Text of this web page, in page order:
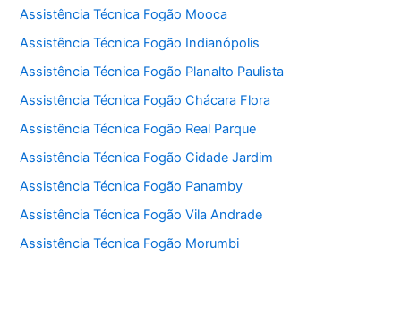
Assistência Técnica Fogão Mooca
Assistência Técnica Fogão Indianópolis
Assistência Técnica Fogão Planalto Paulista
Assistência Técnica Fogão Chácara Flora
Assistência Técnica Fogão Real Parque
Assistência Técnica Fogão Cidade Jardim
Assistência Técnica Fogão Panamby
Assistência Técnica Fogão Vila Andrade
Assistência Técnica Fogão Morumbi